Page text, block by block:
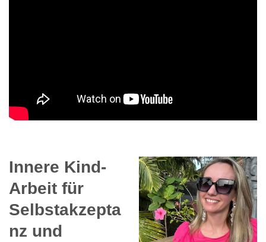
Innere Kind-
Arbeit für
Selbstakzepta
nz und